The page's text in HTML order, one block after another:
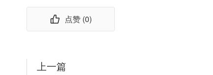
点赞 (0)
上一篇